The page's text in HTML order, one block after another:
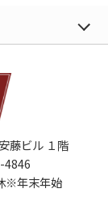
藤ビル １階
4846
※年末年始